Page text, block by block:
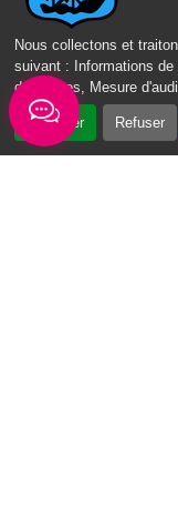
Nous collectons et
suivant :
Informations
des pages, Mesure
Accepter Refuser
robot
Veuillez laisser ce